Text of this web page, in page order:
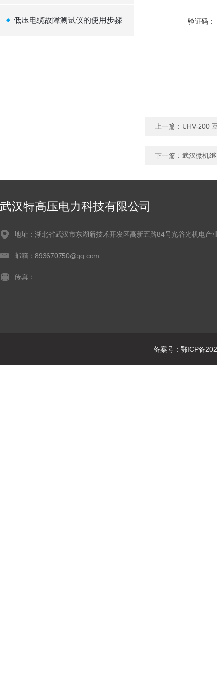
低压电缆故障测试仪的使用步骤 验证码：
上一篇： UHV-200
下一篇： 武汉微机
武汉特高压电力科技有限公司
地址：湖北省武汉市东湖新技术开发区高新五路84号光谷光机电产
邮箱：893670750@qq.com
传真：
备案号：鄂ICP备